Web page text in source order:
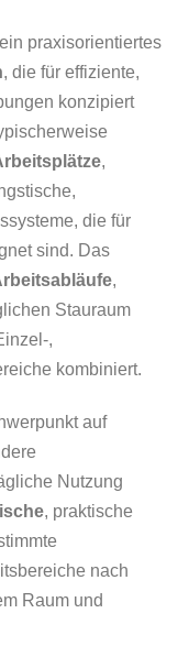
praxisorientiertes
, die für effiziente,
konzipiert
,
die für
sind. Das
,
Stauraum
,
kombiniert.
auf
Nutzung
, praktische
nach
Raum und